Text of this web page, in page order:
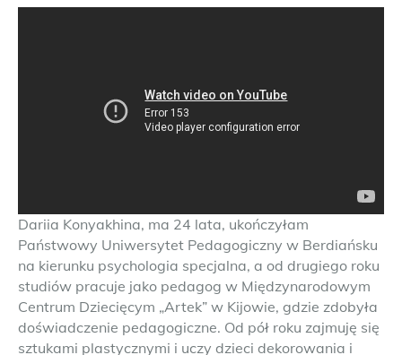
Dariia Konyakhina, ma 24 lata, ukończyłam
Państwowy Uniwersytet Pedagogiczny w Berdiańsku
na kierunku psychologia specjalna, a od drugiego roku
studiów pracuje jako pedagog w Międzynarodowym
Centrum Dziecięcym „Artek” w Kijowie, gdzie zdobyła
doświadczenie pedagogiczne. Od pół roku zajmuję się
sztukami plastycznymi i uczy dzieci dekorowania i